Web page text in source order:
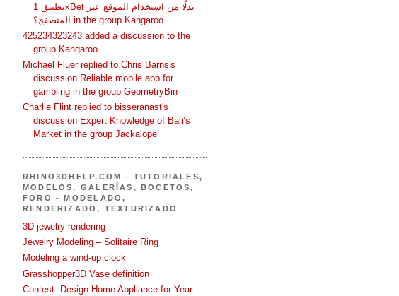
تطبيق 1xBet بدلًا من استخدام الموقع عبر
المتصفح؟ in the group Kangaroo
425234323243 added a discussion to the
group Kangaroo
Michael Fluer replied to Chris Barns's
discussion Reliable mobile app for
gambling in the group GeometryBin
Charlie Flint replied to bisseranast's
discussion Expert Knowledge of Bali’s
Market in the group Jackalope
RHINO3DHELP.COM - TUTORIALES,
MODELOS, GALERÍAS, BOCETOS,
FORO - MODELADO,
RENDERIZADO, TEXTURIZADO
3D jewelry rendering
Jewelry Modeling – Solitaire Ring
Modeling a wind-up clock
Grasshopper3D Vase definition
Contest: Design Home Appliance for Year